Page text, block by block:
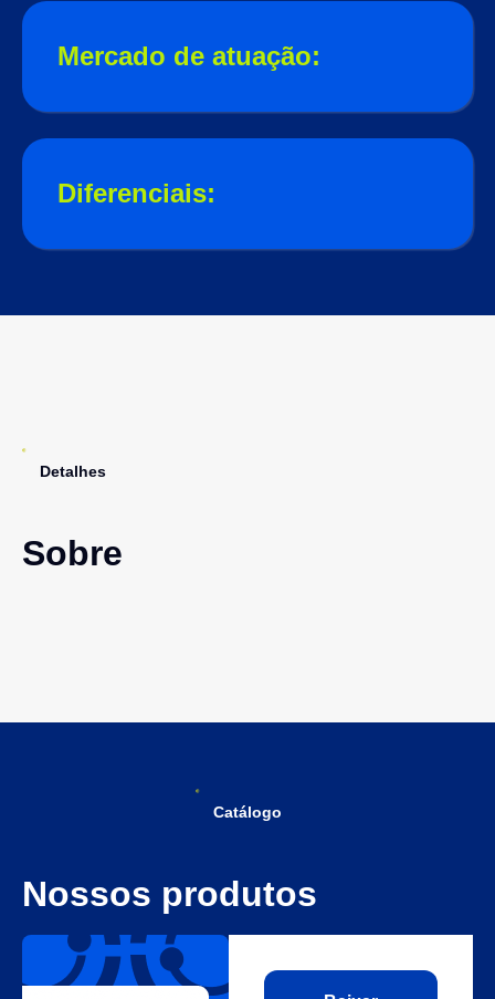
Mercado de atuação:
Diferenciais:
Detalhes
Sobre
Catálogo
Nossos produtos